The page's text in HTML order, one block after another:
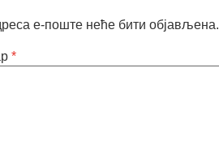
е-поште неће бити објављена.
*